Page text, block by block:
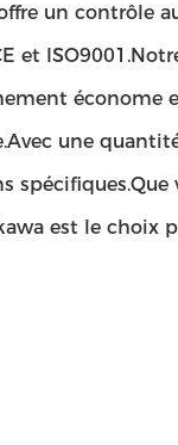
un contrôle
et
économe
une
est le choix